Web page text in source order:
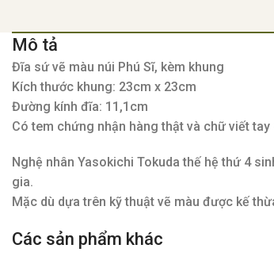
Mô tả
Đĩa sứ vẽ màu núi Phú Sĩ, kèm khung
Kích thước khung: 23cm x 23cm
Đường kính đĩa: 11,1cm
Có tem chứng nhận hàng thật và chữ viết tay
Nghệ nhân Yasokichi Tokuda thế hệ thứ 4
gia.
Mặc dù dựa trên kỹ thuật vẽ màu được kế
Các sản phẩm khác